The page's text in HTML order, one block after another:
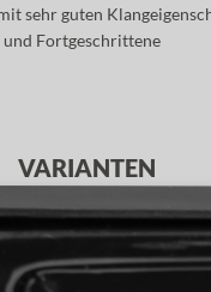
sehr guten
Fortgeschrittene
VARIANTEN